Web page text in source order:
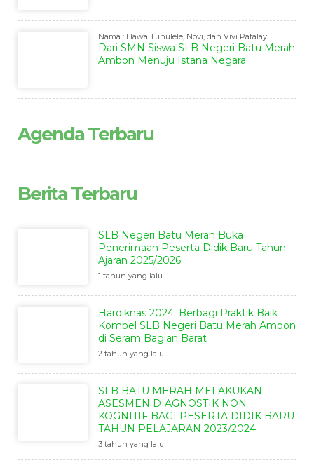
Nama : Hawa Tuhulele, Novi, dan Vivi Patalay
Dari SMN Siswa SLB Negeri Batu Merah
Ambon Menuju Istana Negara
Agenda Terbaru
Berita Terbaru
SLB Negeri Batu Merah Buka
Penerimaan Peserta Didik Baru Tahun
Ajaran 2025/2026
1 tahun yang lalu
Hardiknas 2024: Berbagi Praktik Baik
Kombel SLB Negeri Batu Merah Ambon
di Seram Bagian Barat
2 tahun yang lalu
SLB BATU MERAH MELAKUKAN
ASESMEN DIAGNOSTIK NON
KOGNITIF BAGI PESERTA DIDIK BARU
TAHUN PELAJARAN 2023/2024
3 tahun yang lalu